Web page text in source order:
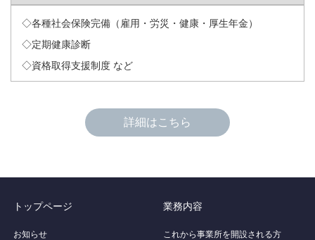
◇各種社会保険完備（雇用・労災・健康・厚生年金）
◇定期健康診断
◇資格取得支援制度 など
詳細はこちら
トップページ
お知らせ
業務内容
これから事業所を開設される方